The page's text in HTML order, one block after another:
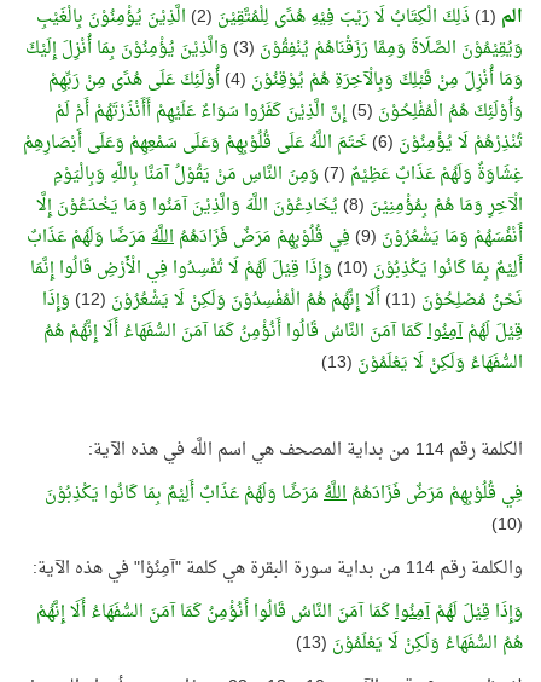
الم (1) ذَلِكَ الْكِتَابُ لَا رَيْبَ فِيْهِ هُدًى لِلْمُتَّقِيْنَ (2)
الَّذِيْنَ يُؤْمِنُوْنَ بِالْغَيْبِ
وَيُقِيْمُوْنَ الصَّلَاةَ وَمِمَّا رَزَقْنَاهُمْ يُنْفِقُوْنَ (3)
وَالَّذِيْنَ يُؤْمِنُوْنَ بِمَا أُنْزِلَ إِلَيْكَ
وَمَا أُنْزِلَ مِنْ قَبْلِكَ وَبِالْآخِرَةِ هُمْ يُوْقِنُوْنَ (4)
أُوْلَئِكَ عَلَى هُدًى مِنْ رَبِّهِمْ
وَأُوْلَئِكَ هُمُ الْمُفْلِحُوْنَ (5)
إِنَّ الَّذِيْنَ كَفَرُوا سَوَاءٌ عَلَيْهِمْ أَأَنْذَرْتَهُمْ أَمْ لَمْ
تُنْذِرْهُمْ لَا يُؤْمِنُوْنَ (6)
خَتَمَ اللَّهُ عَلَى قُلُوْبِهِمْ وَعَلَى سَمْعِهِمْ وَعَلَى أَبْصَارِهِمْ
غِشَاوَةٌ وَلَهُمْ عَذَابٌ عَظِيْمٌ (7)
وَمِنَ النَّاسِ مَنْ يَقُوْلُ آمَنَّا بِاللَّهِ وَبِالْيَوْمِ
الْآخِرِ وَمَا هُمْ بِمُؤْمِنِيْنَ (8)
يُخَادِعُوْنَ اللَّهَ وَالَّذِيْنَ آمَنُوا وَمَا يَخْدَعُوْنَ إِلَّا
أَنْفُسَهُمْ وَمَا يَشْعُرُوْنَ (9) فِي قُلُوْبِهِمْ مَرَضٌ فَزَادَهُمُاللَّهُمَرَضًا وَلَهُمْ عَذَابٌ
أَلِيْمٌ بِمَا كَانُوا يَكْذِبُوْنَ (10)
وَإِذَا قِيْلَ لَهُمْ لَا تُفْسِدُوا فِي الْأَرْضِ قَالُوا إِنَّمَا
نَحْنُ مُصْلِحُوْنَ (11) أَلَا إِنَّهُمْ هُمُ الْمُفْسِدُوْنَ وَلَكِنْ لَا يَشْعُرُوْنَ (12)
وَإِذَا
قِيْلَ لَهُمْآمِنُواكَمَا آمَنَ النَّاسُ قَالُوا أَنُؤْمِنُ كَمَا آمَنَ السُّفَهَاءُ أَلَا إِنَّهُمْ هُمُ
السُّفَهَاءُ وَلَكِنْ لَا يَعْلَمُوْنَ (13)
الكلمة رقم 114 من بداية المصحف هي اسم اللَّه في هذه الآية:
فِي قُلُوْبِهِمْ مَرَضٌ فَزَادَهُمُاللَّهُمَرَضًا وَلَهُمْ عَذَابٌ أَلِيْمٌ بِمَا كَانُوا يَكْذِبُوْنَ
(10)
والكلمة رقم 114 من بداية سورة البقرة هي كلمة "آمِنُوْا" في هذه الآية:
وَإِذَا قِيْلَ لَهُمْآمِنُواكَمَا آمَنَ النَّاسُ قَالُوا أَنُؤْمِنُ كَمَا آمَنَ السُّفَهَاءُ أَلَا إِنَّهُمْ
هُمُ السُّفَهَاءُ وَلَكِنْ لَا يَعْلَمُوْنَ (13)